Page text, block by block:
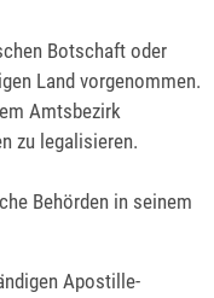
Botschaft oder
Land vorgenommen.
Amtsbezirk
zu legalisieren.
Behörden in seinem
Apostille-